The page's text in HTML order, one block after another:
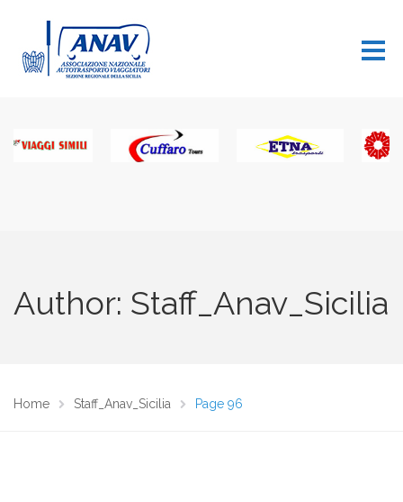
Author: Staff_Anav_Sicilia
Home Staff_Anav_Sicilia Page 96